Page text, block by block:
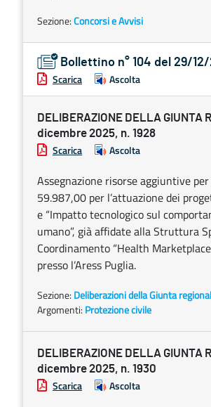
Sezione:Concorsi e Avvisi
Bollettino n° 104 del 29/
Scarica Ascolta
DELIBERAZIONE DELLA GIUNTA
dicembre 2025, n. 1928
Scarica Ascolta
Assegnazione risorse aggiuntive
59.987,00 per l’attuazione dei
e “Impatto tecnologico sul
umano”, già affidate alla Struttura
Coordinamento “Health
presso l’Aress Puglia.
Sezione: Deliberazioni della Giunta
Argomenti: Protezione civile
DELIBERAZIONE DELLA GIUNTA
dicembre 2025, n. 1930
Scarica Ascolta